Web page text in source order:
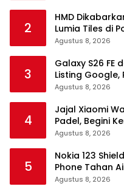
2
HMD
Lumia Tiles di
Agustus 8, 2026
3
Galaxy S26 FE
Listing Google,
Agustus 8, 2026
4
Jajal Xiaomi
Padel, Begini
Agustus 8, 2026
5
Nokia 123
Phone Tahan
Agustus 8, 2026